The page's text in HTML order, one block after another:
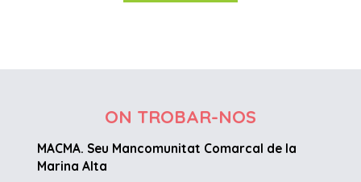
ON TROBAR-NOS
MACMA. Seu Mancomunitat Comarcal de la
Marina Alta